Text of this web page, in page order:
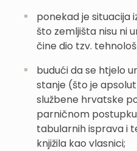
ponekad je situacija
što zemljišta nisu ni
čine dio tzv.
budući da se htjelo
stanje (što je
službene hrvatske
parničnom
tabularnih isprava i
knjižila kao vlasnici;